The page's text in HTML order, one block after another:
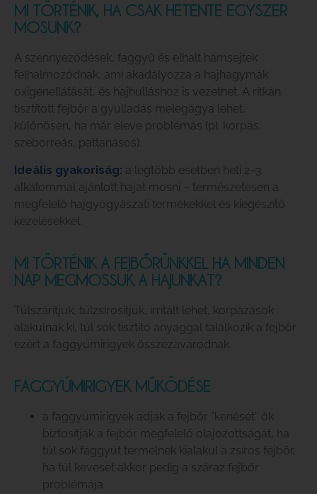
MI TÖRTÉNIK, HA CSAK HETENTE EGYSZER
MOSUNK?
A szennyeződések, faggyú és elhalt hámsejtek
felhalmozódnak, ami akadályozza a hajhagymák
oxigénellátását, és hajhulláshoz is vezethet. A ritkán
tisztított fejbőr a gyulladás melegágya lehet,
különösen, ha már eleve problémás (pl. korpás,
szeborreás, pattanásos).
Ideális gyakoriság: a legtöbb esetben heti 2–3
alkalommal ajánlott hajat mosni – természetesen a
megfelelő hajgyógyászati termékekkel és kiegészítő
kezelésekkel.
MI TÖRTÉNIK A FEJBŐRÜNKKEL HA MINDEN
NAP MEGMOSSUK A HAJUNKAT?
Túlszárítjuk, túlzsírosítjuk, irritált lehet, korpázások
alakulnak ki, túl sok tisztító anyaggal találkozik a fejbőr
ezért a faggyúmirigyek összezavarodnak.
FAGGYÚMIRIGYEK MŰKÖDÉSE
a faggyúmirigyek adják a fejbőr “kenését” ők
biztosítják a fejbőr megfelelő olajozottságát, ha
túl sok faggyút termelnek kialakul a zsíros fejbőr,
ha túl keveset akkor pedig a száraz fejbőr
problémája